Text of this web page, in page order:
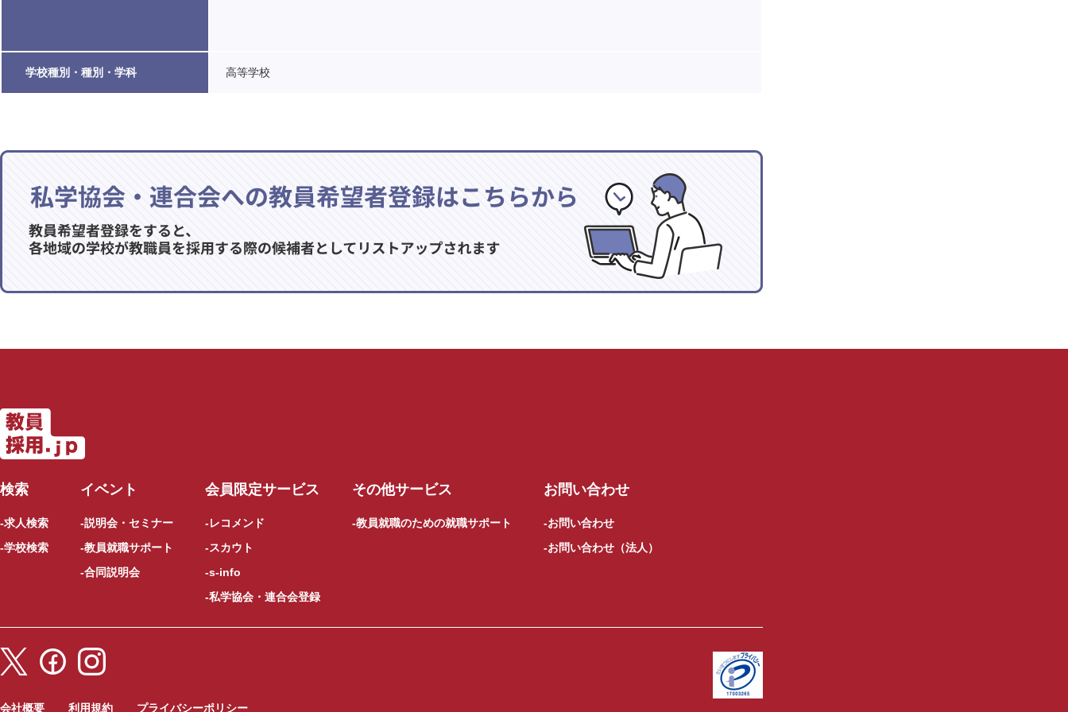
学校種別・種別・学科 高等学校
検索
求人検索
学校検索
イベント
説明会・セミナー
教員就職サポート
合同説明会
会員限定サービス
レコメンド
スカウト
s-info
私学協会・連合会登録
その他サービス
教員就職のための就職サポート
お問い合わせ
お問い合わせ
お問い合わせ（法人）
会社概要 利用規約 プライバシーポリシー